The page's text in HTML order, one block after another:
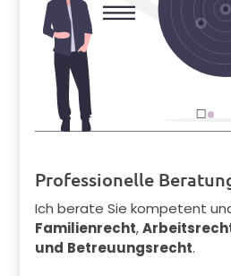
Professionelle
Ich berate Sie kompetent
Familienrecht,
und Betreuungsrecht.